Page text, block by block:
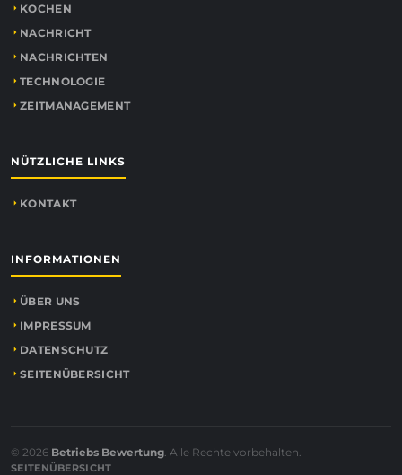
KOCHEN
NACHRICHT
NACHRICHTEN
TECHNOLOGIE
ZEITMANAGEMENT
NÜTZLICHE LINKS
KONTAKT
INFORMATIONEN
ÜBER UNS
IMPRESSUM
DATENSCHUTZ
SEITENÜBERSICHT
© 2026 Betriebs Bewertung . Alle Rechte vorbehalten.
SEITENÜBERSICHT